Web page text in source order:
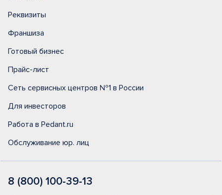
Реквизиты
Франшиза
Готовый бизнес
Прайс-лист
Сеть сервисных центров №1 в России
Для инвесторов
Работа в Pedant.ru
Обслуживание юр. лиц
8 (800) 100-39-13